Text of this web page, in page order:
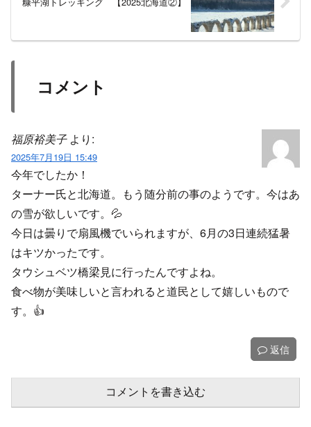
コメント
福原裕美子 より:
2025年7月19日 15:49
今年でしたか！
ターナー氏と北海道。もう随分前の事のようです。今はあ
の雪が欲しいです。💦
今日は曇りで扇風機でいられますが、6月の3日連続猛暑
はキツかったです。
タウシュベツ橋梁見に行ったんですよね。
食べ物が美味しいと言われると道民として嬉しいもので
す。👍️
返信
コメントを書き込む